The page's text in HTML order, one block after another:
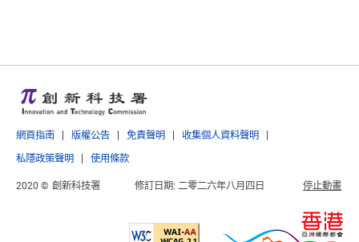
網頁指南 版權公告 免責聲明
收集個人資料聲明
私隱政策聲明
使用條款
2020 © 創新科技署 修訂日期: 二零二六年八月四日 停止動畫